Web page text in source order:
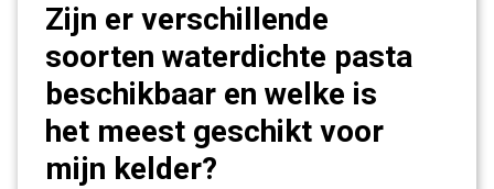
Zijn er verschillende
soorten waterdichte pasta
beschikbaar en welke is
het meest geschikt voor
mijn kelder?